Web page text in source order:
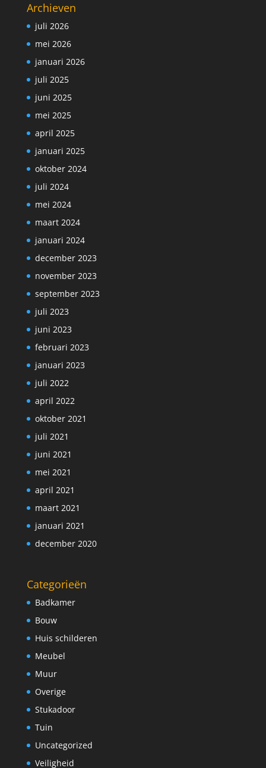
Archieven
juli 2026
mei 2026
januari 2026
juli 2025
juni 2025
mei 2025
april 2025
januari 2025
oktober 2024
juli 2024
mei 2024
maart 2024
januari 2024
december 2023
november 2023
september 2023
juli 2023
juni 2023
februari 2023
januari 2023
juli 2022
april 2022
oktober 2021
juli 2021
juni 2021
mei 2021
april 2021
maart 2021
januari 2021
december 2020
Categorieën
Badkamer
Bouw
Huis schilderen
Meubel
Muur
Overige
Stukadoor
Tuin
Uncategorized
Veiligheid